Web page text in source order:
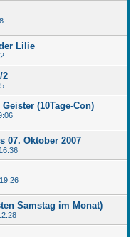
Lilie
2
(10Tage-Con)
07. Oktober 2007
Samstag im Monat)